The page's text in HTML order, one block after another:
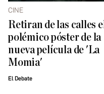
CINE
Retiran de las calles
polémico póster de la
nueva película de 'La
Momia'
El Debate